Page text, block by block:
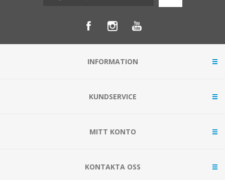
INFORMATION
KUNDSERVICE
MITT KONTO
KONTAKTA OSS